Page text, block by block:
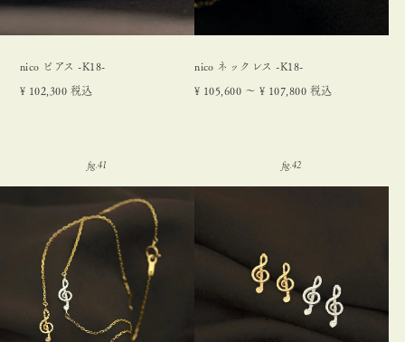
nico ピアス -K18-
¥ 102,300 税込
nico ネックレス -K18-
¥ 105,600 〜 ¥ 107,800 税込